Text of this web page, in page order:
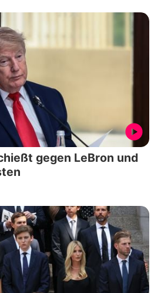
gegen LeBron und